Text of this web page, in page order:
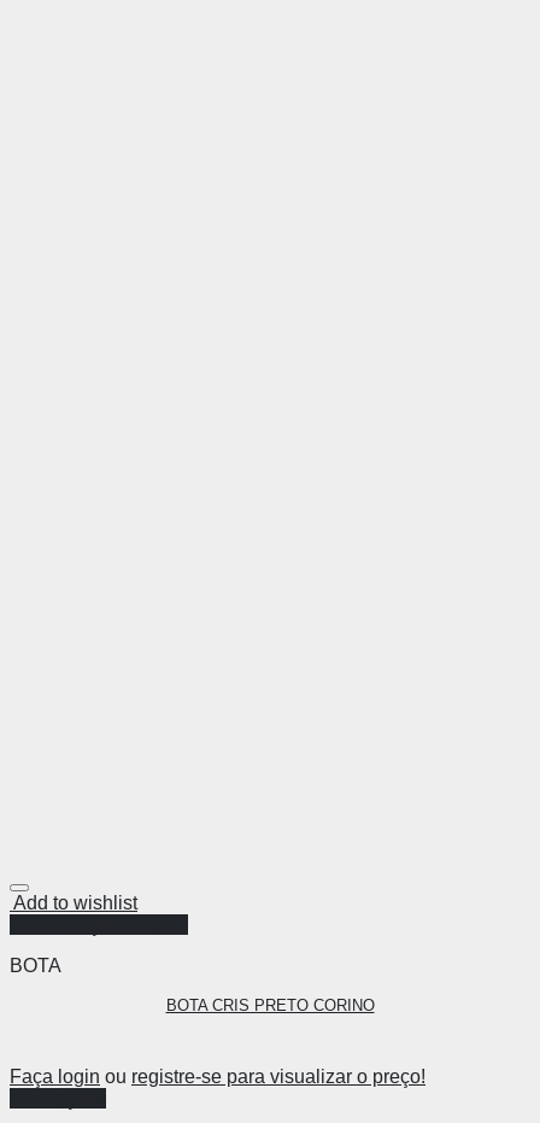
Add to wishlist
BOTA
BOTA CRIS PRETO CORINO
Faça login ou registre-se para visualizar o preço!